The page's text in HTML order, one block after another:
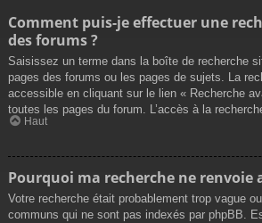
Comment puis-je effectuer une
des forums ?
Saisissez un terme dans la boîte de recherche
pages des forums ou les pages de sujets. La
accessible en cliquant sur le lien « Recherche
toutes les pages du forum. L’accès à la
Haut
Pourquoi ma recherche ne renvoie
Votre recherche était probablement trop vague
communs qui ne sont pas indexés par phpBB.